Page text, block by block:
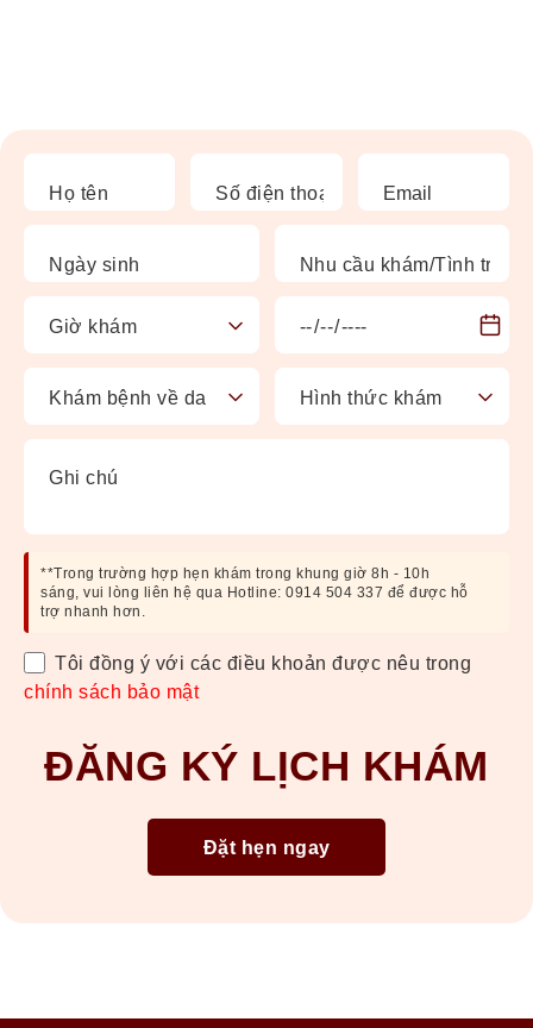
**Trong trường hợp hẹn khám trong khung giờ 8h - 10h
sáng, vui lòng liên hệ qua Hotline: 0914 504 337 để được hỗ
trợ nhanh hơn.
Tôi đồng ý với các điều khoản được nêu trong
chính sách bảo mật
ĐĂNG KÝ LỊCH KHÁM